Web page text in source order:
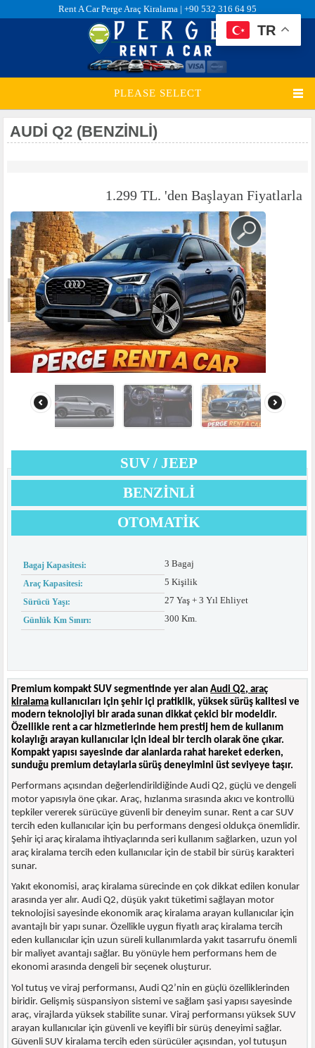
Rent A Car Perge Araç Kiralama | +90 532 316 64 95
PLEASE SELECT
AUDI Q2 (BENZINLI)
1.299 TL. 'den Başlayan Fiyatlarla
SUV / JEEP
BENZINLI
OTOMATIK
Bagaj Kapasitesi: 3 Bagaj
Araç Kapasitesi: 5 Kişilik
Sürücü Yaşı: 27 Yaş + 3 Yıl Ehliyet
Günlük Km Sınırı: 300 Km.
Premium kompakt SUV segmentinde yer alanAudi Q2, araç
kiralama kullanıcıları için şehir içi pratiklik, yüksek sürüş kalitesi ve
modern teknolojiyi bir arada sunan dikkat çekici bir modeldir.
Özellikle rent a car hizmetlerinde hem prestij hem de kullanım
kolaylığı arayan kullanıcılar için ideal bir tercih olarak öne çıkar.
Kompakt yapısı sayesinde dar alanlarda rahat hareket ederken,
sunduğu premium detaylarla sürüş deneyimini üst seviyeye taşır.
Performans açısından değerlendirildiğinde Audi Q2, güçlü ve dengeli
motor yapısıyla öne çıkar. Araç, hızlanma sırasında akıcı ve kontrollü
tepkiler vererek sürücüye güvenli bir deneyim sunar. Rent a car SUV
tercih eden kullanıcılar için bu performans dengesi oldukça önemlidir.
Şehir içi araç kiralama ihtiyaçlarında seri kullanım sağlarken, uzun yol
araç kiralama tercih eden kullanıcılar için de stabil bir sürüş karakteri
sunar.
Yakıt ekonomisi, araç kiralama sürecinde en çok dikkat edilen konular
arasında yer alır. Audi Q2, düşük yakıt tüketimi sağlayan motor
teknolojisi sayesinde ekonomik araç kiralama arayan kullanıcılar için
avantajlı bir yapı sunar. Özellikle uygun fiyatlı araç kiralama tercih
eden kullanıcılar için uzun süreli kullanımlarda yakıt tasarrufu önemli
bir maliyet avantajı sağlar. Bu yönüyle hem performans hem de
ekonomi arasında dengeli bir seçenek oluşturur.
Yol tutuş ve viraj performansı, Audi Q2’nin en güçlü özelliklerinden
biridir. Gelişmiş süspansiyon sistemi ve sağlam şasi yapısı sayesinde
araç, virajlarda yüksek stabilite sunar. Viraj performansı yüksek SUV
arayan kullanıcılar için güvenli ve keyifli bir sürüş deneyimi sağlar.
Güvenli SUV kiralama tercih eden sürücüler açısından, yol tutuşun
TR